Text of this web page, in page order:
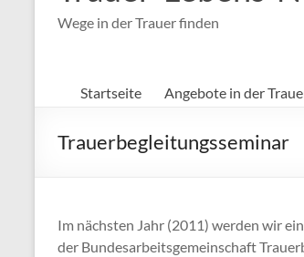
Wege in der Trauer finden
Startseite Angebote in der
Trauerbegleitungsseminar
Im nächsten Jahr (2011) werden wir
der Bundesarbeitsgemeinschaft